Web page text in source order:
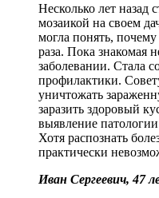
Несколько лет назад
мозаикой на своем
могла понять,
раза. Пока знакомая
заболевании. Стала
профилактики.
уничтожать
заразить здоровый
выявление
Хотя распознать
практически
Иван Сергеевич, 47